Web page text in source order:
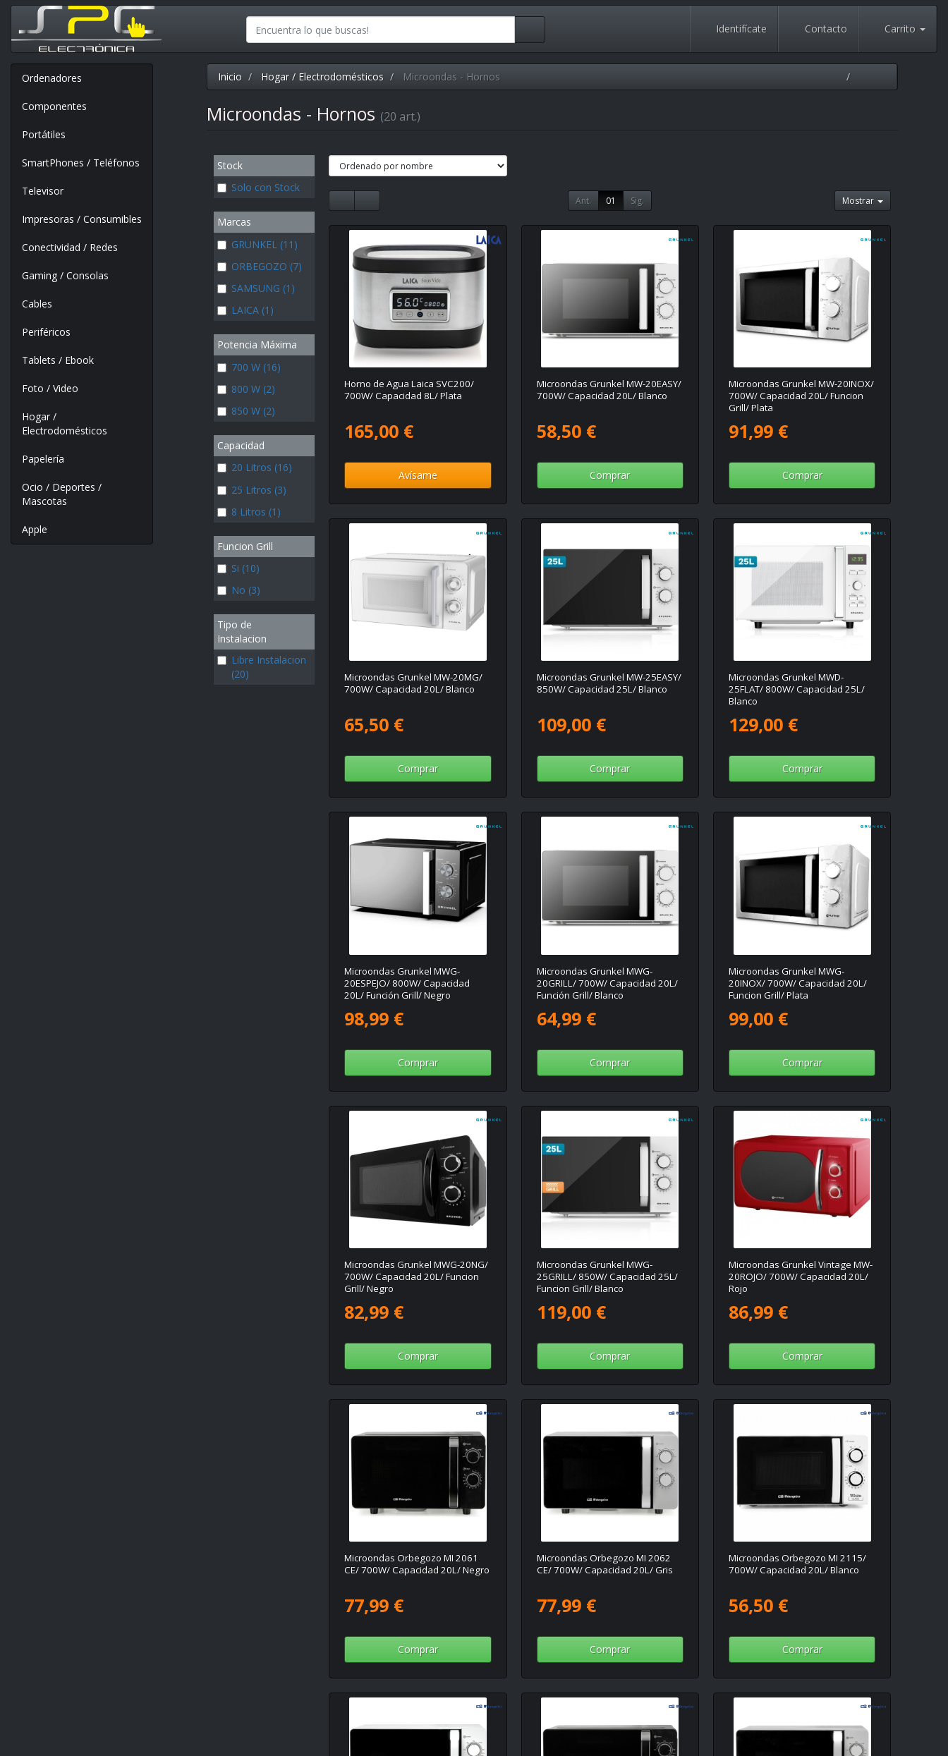
Identifícate Contacto Carrito
Ordenadores
Componentes
Portátiles
SmartPhones / Teléfonos
Televisor
Impresoras / Consumibles
Conectividad / Redes
Gaming / Consolas
Cables
Periféricos
Tablets / Ebook
Foto / Video
Hogar /
Electrodomésticos
Papelería
Ocio / Deportes /
Mascotas
Apple
Inicio Hogar / Electrodomésticos Microondas - Hornos
Microondas - Hornos (20 art.)
Stock
Solo con Stock
Marcas
GRUNKEL (11)
ORBEGOZO (7)
SAMSUNG (1)
LAICA (1)
Potencia Máxima
700 W (16)
800 W (2)
850 W (2)
Capacidad
20 Litros (16)
25 Litros (3)
8 Litros (1)
Funcion Grill
Si (10)
No (3)
Tipo de
Instalacion
Libre Instalacion
(20)
Ant. 01 Sig. Mostrar
Horno de Agua Laica SVC200/
700W/ Capacidad 8L/ Plata
165,00 €
Avísame
Microondas Grunkel MW-20EASY/
700W/ Capacidad 20L/ Blanco
58,50 €
Comprar
Microondas Grunkel MW-20INOX/
700W/ Capacidad 20L/ Funcion
Grill/ Plata
91,99 €
Comprar
Microondas Grunkel MW-20MG/
700W/ Capacidad 20L/ Blanco
65,50 €
Comprar
Microondas Grunkel MW-25EASY/
850W/ Capacidad 25L/ Blanco
109,00 €
Comprar
Microondas Grunkel MWD-
25FLAT/ 800W/ Capacidad 25L/
Blanco
129,00 €
Comprar
Microondas Grunkel MWG-
20ESPEJO/ 800W/ Capacidad
20L/ Función Grill/ Negro
98,99 €
Comprar
Microondas Grunkel MWG-
20GRILL/ 700W/ Capacidad 20L/
Función Grill/ Blanco
64,99 €
Comprar
Microondas Grunkel MWG-
20INOX/ 700W/ Capacidad 20L/
Funcion Grill/ Plata
99,00 €
Comprar
Microondas Grunkel MWG-20NG/
700W/ Capacidad 20L/ Funcion
Grill/ Negro
82,99 €
Comprar
Microondas Grunkel MWG-
25GRILL/ 850W/ Capacidad 25L/
Funcion Grill/ Blanco
119,00 €
Comprar
Microondas Grunkel Vintage MW-
20ROJO/ 700W/ Capacidad 20L/
Rojo
86,99 €
Comprar
Microondas Orbegozo MI 2061
CE/ 700W/ Capacidad 20L/ Negro
77,99 €
Comprar
Microondas Orbegozo MI 2062
CE/ 700W/ Capacidad 20L/ Gris
77,99 €
Comprar
Microondas Orbegozo MI 2115/
700W/ Capacidad 20L/ Blanco
56,50 €
Comprar